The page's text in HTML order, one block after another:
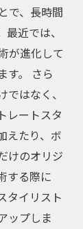
で、長時間
近では、
が進化して
す。 さら
はなく、
レートスタ
えたり、ボ
けのオリジ
する際に
タイリスト
ップしま